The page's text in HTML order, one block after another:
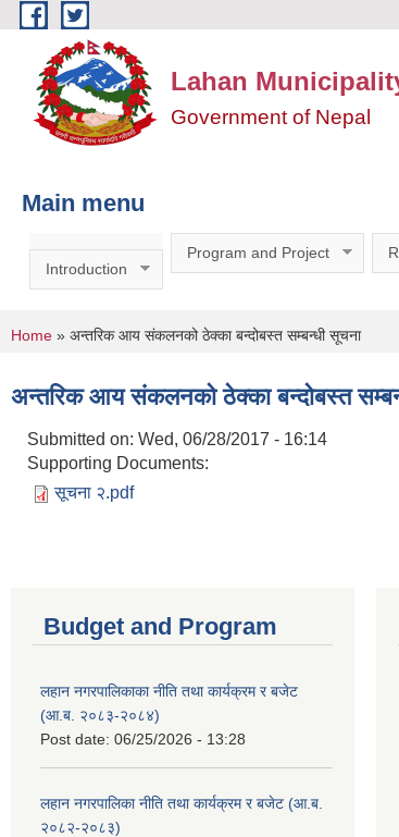
Skip to main content
Lahan
Government of Nepal
Main menu
Introduction
Program and Project
You are here
Home » अन्तरिक आय संकलनको ठेक्का बन्दोबस्त सम्बन्धी सूचना
अन्तरिक आय संकलनको ठेक्का बन्दोबस्त
Submitted on: Wed, 06/28/2017 - 16:14
Supporting Documents:
सूचना २.pdf
Budget and Program
लहान नगरपालिकाका नीति तथा कार्यक्रम र बजेट
(आ.ब. २०८३-२०८४)
Post date: 06/25/2026 - 13:28
लहान नगरपालिका नीति तथा कार्यक्रम र बजेट (आ.ब.
२०८२-२०८३)